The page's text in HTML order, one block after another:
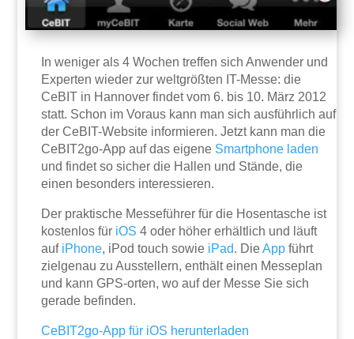
In weniger als 4 Wochen treffen sich Anwender und
Experten wieder zur weltgrößten IT-Messe: die
CeBIT in Hannover findet vom 6. bis 10. März 2012
statt. Schon im Voraus kann man sich ausführlich auf
der CeBIT-Website informieren. Jetzt kann man die
CeBIT2go-App auf das eigene Smartphone laden
und findet so sicher die Hallen und Stände, die
einen besonders interessieren.
Der praktische Messeführer für die Hosentasche ist
kostenlos für iOS 4 oder höher erhältlich und läuft
auf iPhone, iPod touch sowie iPad. DieApp führt
zielgenau zu Ausstellern, enthält einen Messeplan
und kann GPS-orten, wo auf der Messe Sie sich
gerade befinden.
CeBIT2go-App für iOS herunterladen